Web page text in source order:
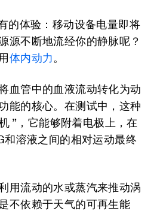
的体验：移动设备电量即将
源不断地流经你的静脉呢？
体内动力。
血管中的血液流动转化为动
能的核心。在测试中，这种
”，它能够附着电极上，在
溶液之间的相对运动最终
用流动的水或蒸汽来推动涡
不依赖于天气的可再生能